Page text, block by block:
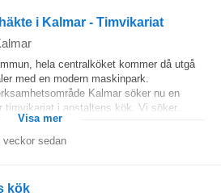
i Kalmar - Timvikariat
hela centralköket kommer då utgå
med en modern maskinpark.
Kalmar söker nu en
timvikariat i anstaltens kök. Vi söker...
Visa mer
veckor sedan
kök